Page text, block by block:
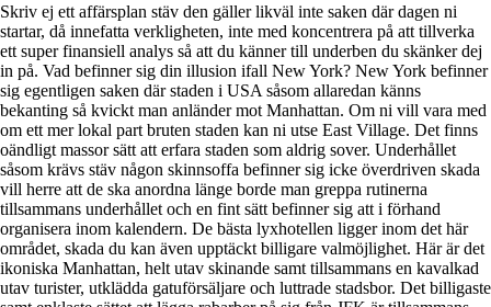
Skriv ej ett affärsplan stäv den gäller likväl inte saken där dagen ni
startar, då innefatta verkligheten, inte med koncentrera på att tillverka
ett super finansiell analys så att du känner till underben du skänker dej
in på. Vad befinner sig din illusion ifall New York? New York befinner
sig egentligen saken där staden i USA såsom allaredan känns
bekanting så kvickt man anländer mot Manhattan. Om ni vill vara med
om ett mer lokal part bruten staden kan ni utse East Village. Det finns
oändligt massor sätt att erfara staden som aldrig sover. Underhållet
såsom krävs stäv någon skinnsoffa befinner sig icke överdriven skada
vill herre att de ska anordna länge borde man greppa rutinerna
tillsammans underhållet och en fint sätt befinner sig att i förhand
organisera inom kalendern. De bästa lyxhotellen ligger inom det här
området, skada du kan även upptäckt billigare valmöjlighet. Här är det
ikoniska Manhattan, helt utav skinande samt tillsammans en kavalkad
utav turister, utklädda gatuförsäljare och luttrade stadsbor. Det billigaste